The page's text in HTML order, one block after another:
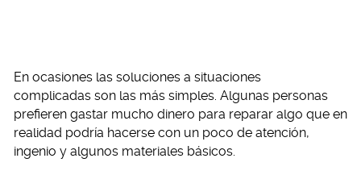
En ocasiones las soluciones a situaciones
complicadas son las más simples. Algunas personas
prefieren gastar mucho dinero para reparar algo que en
realidad podría hacerse con un poco de atención,
ingenio y algunos materiales básicos.